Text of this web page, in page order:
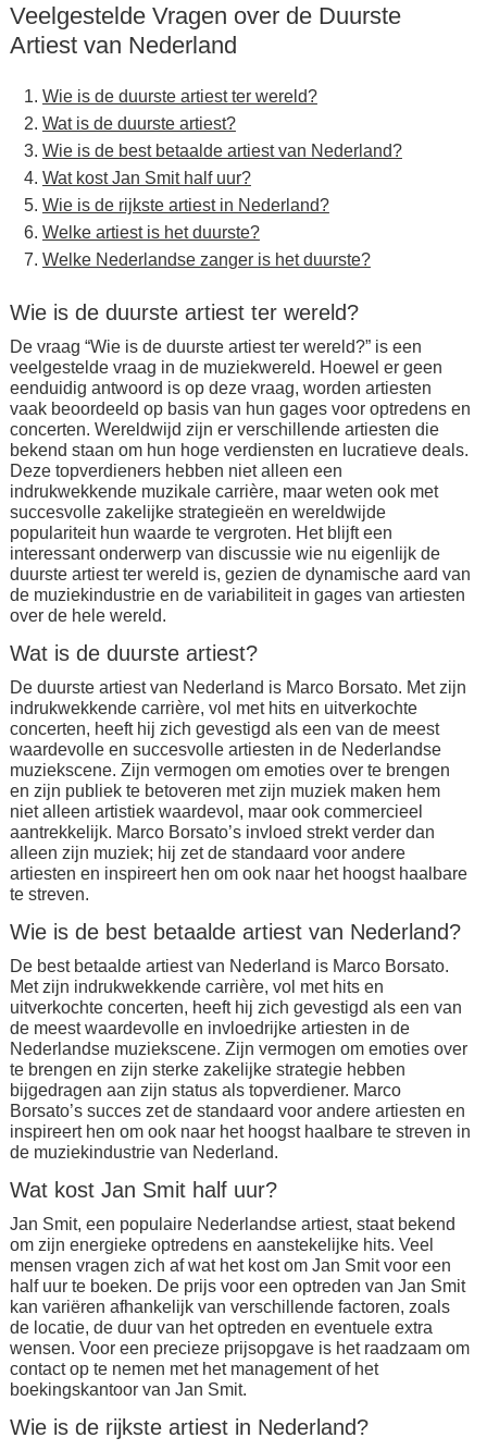
Veelgestelde Vragen over de Duurste
Artiest van Nederland
Wie is de duurste artiest ter wereld?
Wat is de duurste artiest?
Wie is de best betaalde artiest van Nederland?
Wat kost Jan Smit half uur?
Wie is de rijkste artiest in Nederland?
Welke artiest is het duurste?
Welke Nederlandse zanger is het duurste?
Wie is de duurste artiest ter wereld?
De vraag “Wie is de duurste artiest ter wereld?” is een
veelgestelde vraag in de muziekwereld. Hoewel er geen
eenduidig antwoord is op deze vraag, worden artiesten
vaak beoordeeld op basis van hun gages voor optredens en
concerten. Wereldwijd zijn er verschillende artiesten die
bekend staan om hun hoge verdiensten en lucratieve deals.
Deze topverdieners hebben niet alleen een
indrukwekkende muzikale carrière, maar weten ook met
succesvolle zakelijke strategieën en wereldwijde
populariteit hun waarde te vergroten. Het blijft een
interessant onderwerp van discussie wie nu eigenlijk de
duurste artiest ter wereld is, gezien de dynamische aard van
de muziekindustrie en de variabiliteit in gages van artiesten
over de hele wereld.
Wat is de duurste artiest?
De duurste artiest van Nederland is Marco Borsato. Met zijn
indrukwekkende carrière, vol met hits en uitverkochte
concerten, heeft hij zich gevestigd als een van de meest
waardevolle en succesvolle artiesten in de Nederlandse
muziekscene. Zijn vermogen om emoties over te brengen
en zijn publiek te betoveren met zijn muziek maken hem
niet alleen artistiek waardevol, maar ook commercieel
aantrekkelijk. Marco Borsato’s invloed strekt verder dan
alleen zijn muziek; hij zet de standaard voor andere
artiesten en inspireert hen om ook naar het hoogst haalbare
te streven.
Wie is de best betaalde artiest van Nederland?
De best betaalde artiest van Nederland is Marco Borsato.
Met zijn indrukwekkende carrière, vol met hits en
uitverkochte concerten, heeft hij zich gevestigd als een van
de meest waardevolle en invloedrijke artiesten in de
Nederlandse muziekscene. Zijn vermogen om emoties over
te brengen en zijn sterke zakelijke strategie hebben
bijgedragen aan zijn status als topverdiener. Marco
Borsato’s succes zet de standaard voor andere artiesten en
inspireert hen om ook naar het hoogst haalbare te streven in
de muziekindustrie van Nederland.
Wat kost Jan Smit half uur?
Jan Smit, een populaire Nederlandse artiest, staat bekend
om zijn energieke optredens en aanstekelijke hits. Veel
mensen vragen zich af wat het kost om Jan Smit voor een
half uur te boeken. De prijs voor een optreden van Jan Smit
kan variëren afhankelijk van verschillende factoren, zoals
de locatie, de duur van het optreden en eventuele extra
wensen. Voor een precieze prijsopgave is het raadzaam om
contact op te nemen met het management of het
boekingskantoor van Jan Smit.
Wie is de rijkste artiest in Nederland?